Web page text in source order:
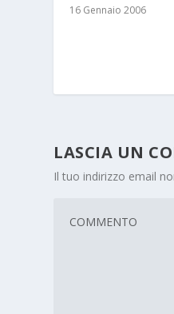
16 Gennaio 2006
LASCIA UN
Il tuo indirizzo email